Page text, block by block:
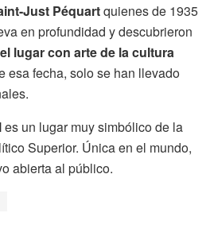
Just Péquartquienes de 1935
en profundidad y descubrieron
lugar con arte de la cultura
esa fecha, solo se han llevado
es un lugar muy simbólico de la
Superior. Única en el mundo,
abierta al público.